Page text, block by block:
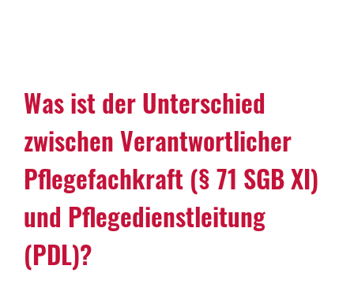
Was ist der Unterschied
zwischen Verantwortlicher
Pflegefachkraft (§ 71 SGB XI)
und Pflegedienstleitung
(PDL)?